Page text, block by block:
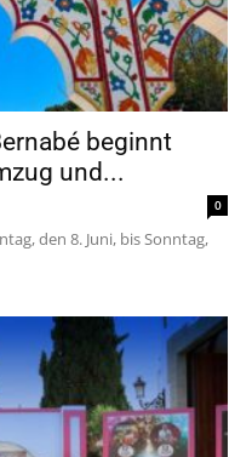
beginnt
und...
0
den 8. Juni, bis Sonntag,